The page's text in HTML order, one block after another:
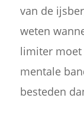
van de
weten
limiter moet
mentale
besteden